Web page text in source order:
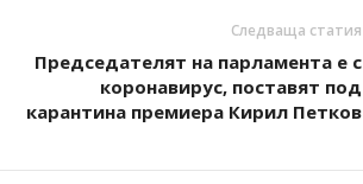
Следваща статия
Председателят на парламента е с
коронавирус, поставят под
карантина премиера Кирил Петков